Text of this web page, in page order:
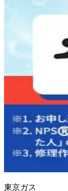
東京ガス